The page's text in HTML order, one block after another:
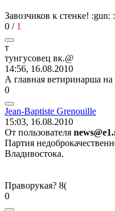
Завозчиков к стенке! :gun:
0 / 1
т
тунгусовец вк.@
14:56, 16.08.2010
А главная ветиринарша на
0
Jean-Baptiste Grenouille
15:03, 16.08.2010
От пользователя
Партия
Владивостока.
Праворукая? 8(
0